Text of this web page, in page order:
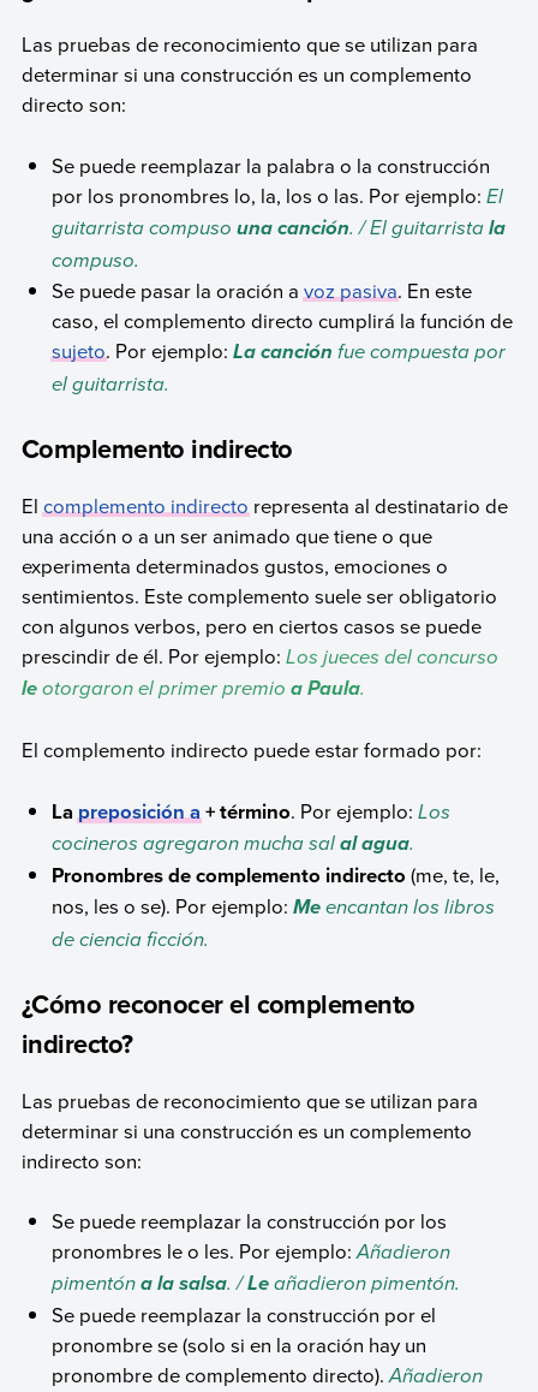
Las pruebas de reconocimiento que se utilizan para
determinar si una construcción es un complemento
directo son:
Se puede reemplazar la palabra o la construcción
por los pronombres lo, la, los o las. Por ejemplo:El
guitarrista compusouna canción. / El guitarristala
compuso.
Se puede pasar la oración avoz pasiva. En este
caso, el complemento directo cumplirá la función de
sujeto. Por ejemplo: La canciónfue compuesta por
el guitarrista.
Complemento indirecto
El complemento indirecto representa al destinatario de
una acción o a un ser animado que tiene o que
experimenta determinados gustos, emociones o
sentimientos. Este complemento suele ser obligatorio
con algunos verbos, pero en ciertos casos se puede
prescindir de él. Por ejemplo: Los jueces del concurso
leotorgaron el primer premio a Paula.
El complemento indirecto puede estar formado por:
Lapreposición a+ término. Por ejemplo: Los
cocineros agregaron mucha salal agua.
Pronombres de complemento indirecto (me, te, le,
nos, les o se). Por ejemplo:Meencantan los libros
de ciencia ficción.
¿Cómo reconocer el complemento
indirecto?
Las pruebas de reconocimiento que se utilizan para
determinar si una construcción es un complemento
indirecto son:
Se puede reemplazar la construcción por los
pronombres le o les. Por ejemplo:Añadieron
pimentón a la salsa. /Le añadieron pimentón.
Se puede reemplazar la construcción por el
pronombre se (solo si en la oración hay un
pronombre de complemento directo).Añadieron